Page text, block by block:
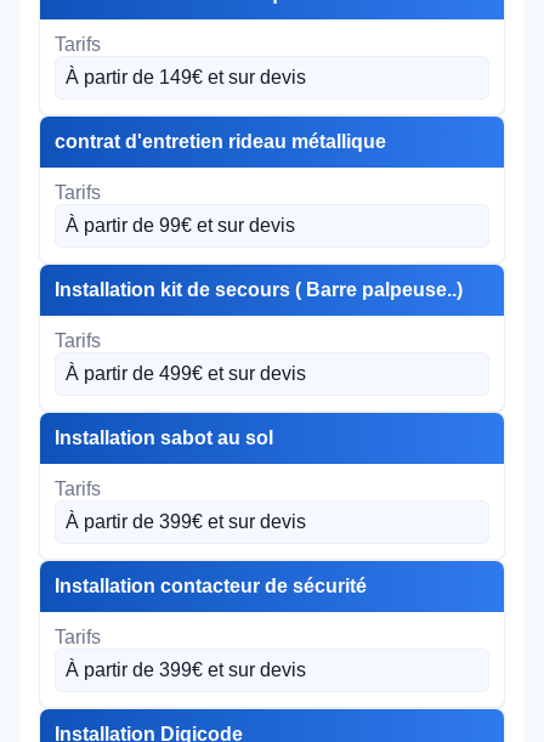
À partir de 149€ et sur devis
contrat d'entretien rideau métallique
À partir de 99€ et sur devis
Installation kit de secours ( Barre palpeuse..)
À partir de 499€ et sur devis
Installation sabot au sol
À partir de 399€ et sur devis
Installation contacteur de sécurité
À partir de 399€ et sur devis
Installation Digicode